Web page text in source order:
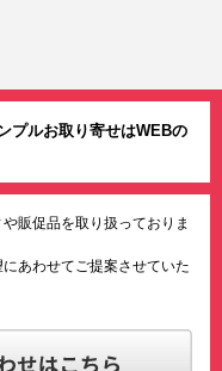
プルお取り寄せはWEBの
販促品を取り扱っておりま
あわせてご提案させていた